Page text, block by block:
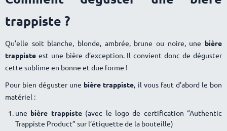
trappiste ?
Qu’elle soit blanche, blonde, ambrée, brune ou noire, une bière
trappiste est une bière d’exception. Il convient donc de déguster
cette sublime en bonne et due forme !
Pour bien déguster une bière trappiste, il vous faut d’abord le bon
matériel :
une bière trappiste(avec le logo de certification “Authentic
Trappiste Product” sur l’étiquette de la bouteille)